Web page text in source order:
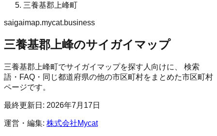
三養基郡上峰町
saigaimap.mycat.business
三養基郡上峰のサイガイマップ
三養基郡上峰町でサイガイマップを探す人向けに、 検索
語・FAQ・同じ都道府県の他の市区町村をまとめた市区町村
ページです。
最終更新日: 2026年7月17日
運営・編集: 株式会社Mycat